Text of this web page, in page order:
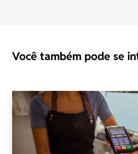
Você também pode se